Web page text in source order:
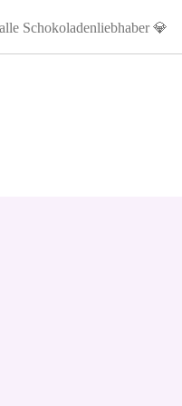
Schokoladenliebhaber 💎